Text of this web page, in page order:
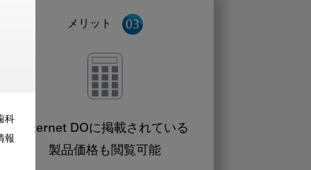
科
報
メリット
Internet DOに掲載されている
製品価格も閲覧可能